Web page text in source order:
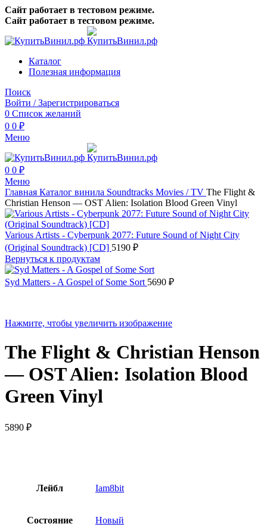
Сайт работает в тестовом режиме.
Сайт работает в тестовом режиме.
Каталог
Полезная информация
Поиск
Войти / Зарегистрироваться
0 Список желаний
0 0 ₽
Меню
0 0 ₽
Меню
Главная Каталог винила Soundtracks Movies / TV The Flight &
Christian Henson — OST Alien: Isolation Blood Green Vinyl
Various Artists - Cyberpunk 2077: Future Sound of Night City
(Original Soundtrack) [CD] 5190 ₽
Вернуться к продуктам
Syd Matters - A Gospel of Some Sort 5690 ₽
Нажмите, чтобы увеличить изображение
The Flight & Christian Henson
— OST Alien: Isolation Blood
Green Vinyl
5890 ₽
Лейбл Iam8bit
Состояние Новый